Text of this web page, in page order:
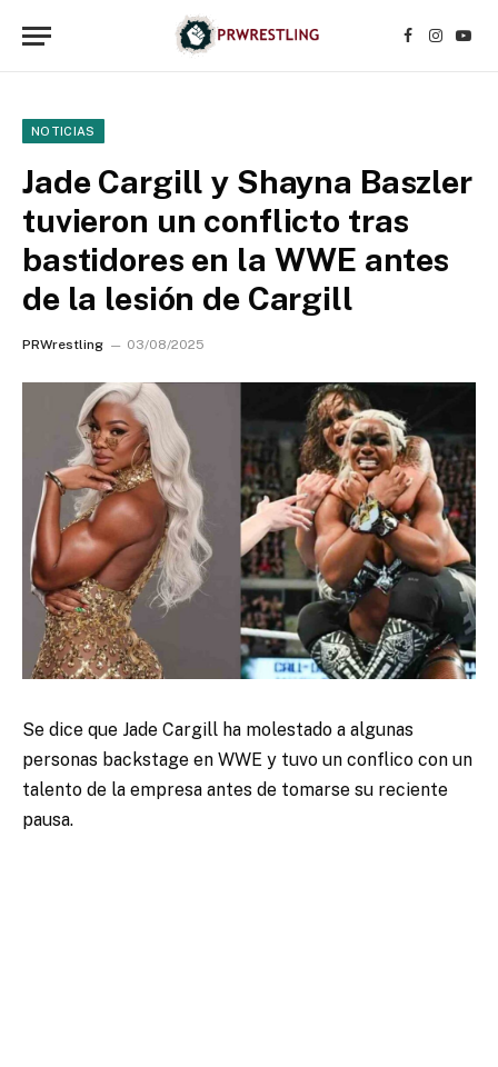
Facebook
NOTICIAS
Jade Cargill y Shayna Baszler
tuvieron un conflicto tras
bastidores en la WWE antes
de la lesión de Cargill
PRWrestling 03/08/2025
Se dice que Jade Cargill ha molestado a algunas
personas backstage en WWE y tuvo un conflico con un
talento de la empresa antes de tomarse su reciente
pausa.